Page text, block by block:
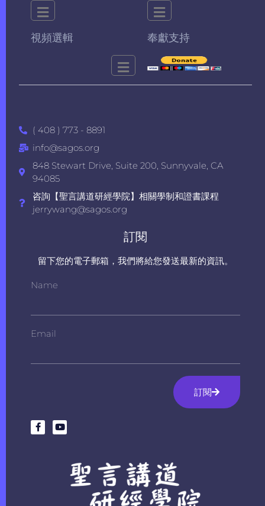
視頻選輯 奉獻支持
( 408 ) 773 - 8891
info@sagos.org
848 Stewart Drive, Suite 200, Sunnyvale, CA
94085
咨詢【聖言講道研經學院】相關學制和證書課程
jerrywang@sagos.org
訂閱
留下您的電子郵箱，我們將給您發送最新的資訊。
Name
Email
訂閱